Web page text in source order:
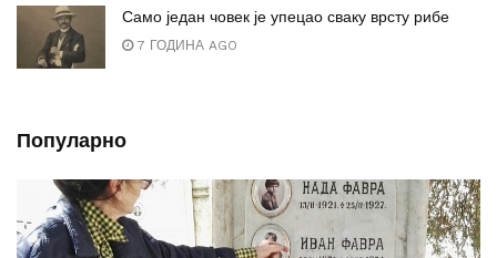
Само један човек је упецао сваку врсту рибе
7 ГОДИНА AGO
Популарно